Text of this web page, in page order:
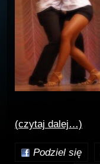
(czytaj dalej…)
Podziel się